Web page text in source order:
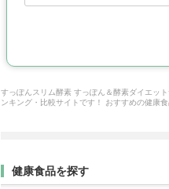
すっぽんスリム酵素 すっぽん＆酵素ダイエッ
ンキング・比較サイトです！ おすすめの健康
健康食品を探す